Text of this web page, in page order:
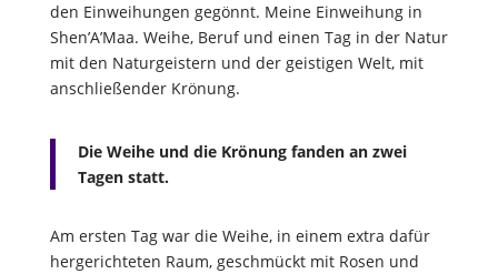
den Einweihungen gegönnt. Meine Einweihung in
Shen’A’Maa. Weihe, Beruf und einen Tag in der Natur
mit den Naturgeistern und der geistigen Welt, mit
anschließender Krönung.
Die Weihe und die Krönung fanden an zwei
Tagen statt.
Am ersten Tag war die Weihe, in einem extra dafür
hergerichteten Raum, geschmückt mit Rosen und